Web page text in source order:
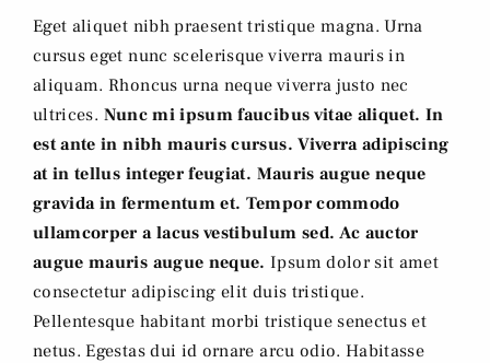
Eget aliquet nibh praesent tristique magna. Urna
cursus eget nunc scelerisque viverra mauris in
aliquam. Rhoncus urna neque viverra justo nec
ultrices. Nunc mi ipsum faucibus vitae aliquet. In
est ante in nibh mauris cursus. Viverra adipiscing
at in tellus integer feugiat. Mauris augue neque
gravida in fermentum et. Tempor commodo
ullamcorper a lacus vestibulum sed. Ac auctor
augue mauris augue neque. Ipsum dolor sit amet
consectetur adipiscing elit duis tristique.
Pellentesque habitant morbi tristique senectus et
netus. Egestas dui id ornare arcu odio. Habitasse